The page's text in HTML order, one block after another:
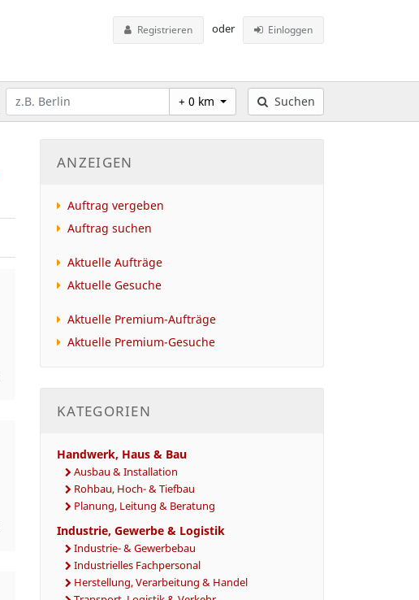
Registrieren oder Einloggen
+ 0 km Suchen
ANZEIGEN
Auftrag vergeben
Auftrag suchen
Aktuelle Aufträge
Aktuelle Gesuche
Aktuelle Premium-Aufträge
Aktuelle Premium-Gesuche
KATEGORIEN
Handwerk, Haus & Bau
Ausbau & Installation
Rohbau, Hoch- & Tiefbau
Planung, Leitung & Beratung
Industrie, Gewerbe & Logistik
Industrie- & Gewerbebau
Industrielles Fachpersonal
Herstellung, Verarbeitung & Handel